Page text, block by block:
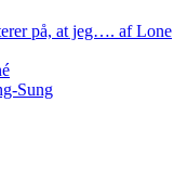
på, at jeg…. af Lone
Sung